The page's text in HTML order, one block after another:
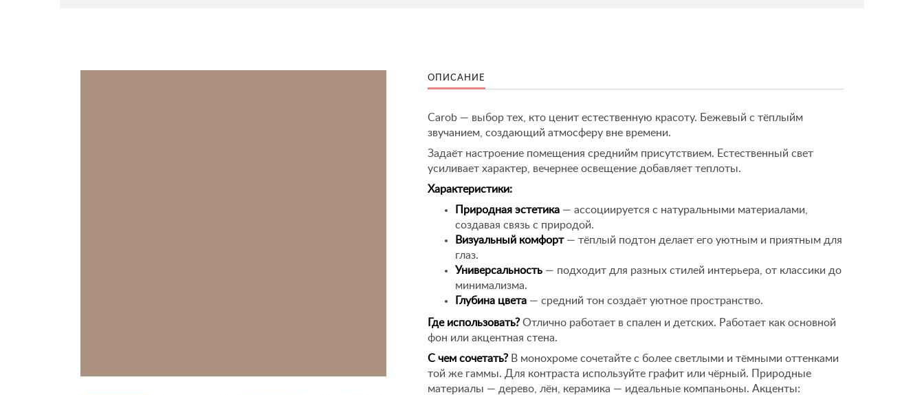
ОПИСАНИЕ
Carob — выбор тех, кто ценит естественную красоту. Бежевый с тёплыйм
звучанием, создающий атмосферу вне времени.
Задаёт настроение помещения среднийм присутствием. Естественный свет
усиливает характер, вечернее освещение добавляет теплоты.
Характеристики:
Природная эстетика — ассоциируется с натуральными материалами,
создавая связь с природой.
Визуальный комфорт— тёплый подтон делает его уютным и приятным для
глаз.
Универсальность — подходит для разных стилей интерьера, от классики до
минимализма.
Глубина цвета — средний тон создаёт уютное пространство.
Где использовать? Отлично работает в спален и детских. Работает как основной
фон или акцентная стена.
С чем сочетать? В монохроме сочетайте с более светлыми и тёмными оттенками
той же гаммы. Для контраста используйте графит или чёрный. Природные
материалы — дерево, лён, керамика — идеальные компаньоны. Акценты: